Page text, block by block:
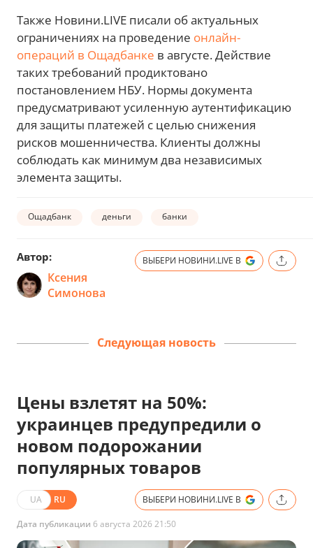
Также Новини.LIVE писали об актуальных
ограничениях на проведение онлайн-
операций в Ощадбанке в августе. Действие
таких требований продиктовано
постановлением НБУ. Нормы документа
предусматривают усиленную аутентификацию
для защиты платежей с целью снижения
рисков мошенничества. Клиенты должны
соблюдать как минимум два независимых
элемента защиты.
Ощадбанк деньги банки
Автор:
Ксения
Симонова
ВЫБЕРИ НОВИНИ.LIVE В
Следующая новость
Цены взлетят на 50%:
украинцев предупредили о
новом подорожании
популярных товаров
UA RU ВЫБЕРИ НОВИНИ.LIVE В
Дата публикации 6 августа 2026 21:50